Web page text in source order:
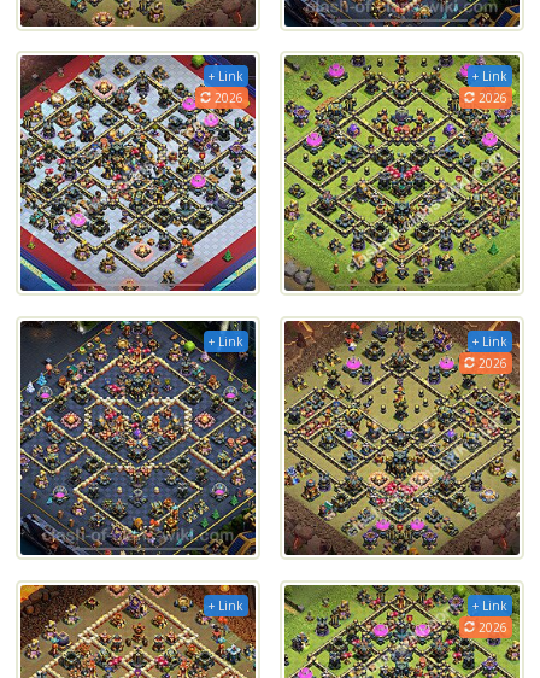
+ Link
2026
+ Link
2026
+ Link
+ Link
2026
+ Link
+ Link
2026